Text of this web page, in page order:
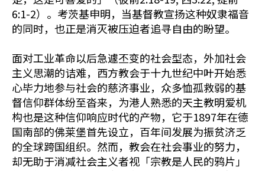
6:1-2）。考茨基申明，当基督教宣扬这种奴隶福音
的同时，也正是消灭被压迫者追寻自由的盼望。
面对工业革命以后急遽丕变的社会型态，外加社会
主义思潮的诘难，西方教会于十九世纪中叶开始悉
心毕力地参与社会的慈济事业，众多恤孤救弱的基
督信仰群体纷至沓来，为港人熟悉的天主教明爱机
构也是这种信仰响应时代的产物，它于1897年在德
国南部的佛莱堡首先设立，百年间发展为振贫济乏
的全球跨国组织。然而，教会在社会事业的努力，
却无助于消减社会主义者视「宗教是人民的鸦片」